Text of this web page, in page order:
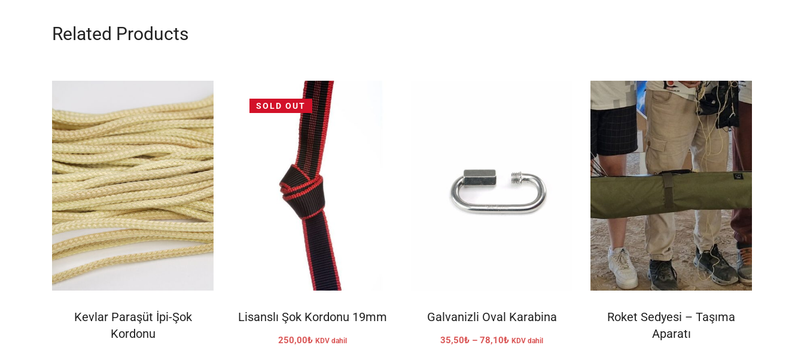
Related Products
Kevlar Paraşüt İpi-Şok
Kordonu
SOLD OUT
Lisanslı Şok Kordonu 19mm
250,00₺ KDV dahil
Galvanizli Oval Karabina
35,50₺ – 78,10₺Fiyat
KDV dahil
Roket Sedyesi – Taşıma
Aparatı